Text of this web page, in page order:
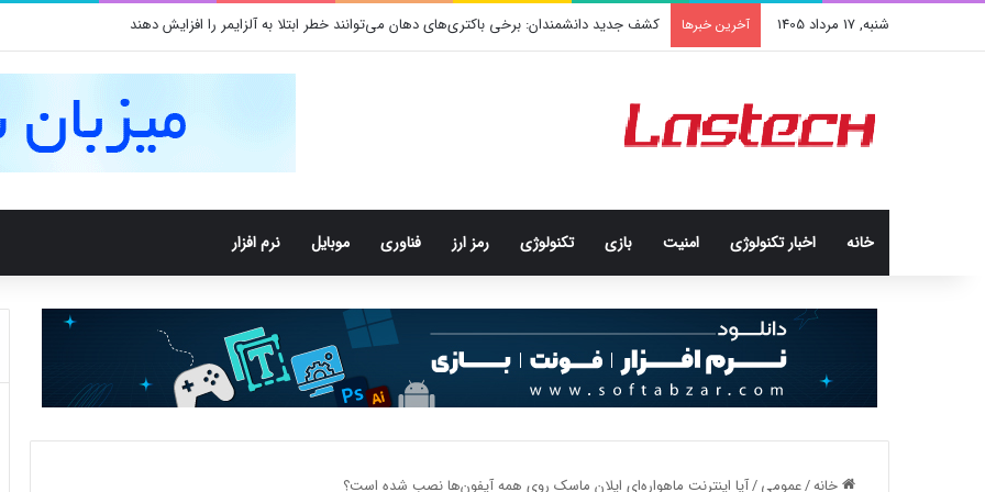
شنبه, 17 مرداد 1405 آخرین خبرها کشف جدید دانشمندان: برخی باکتری‌های دهان می‌توانند خطر ابتلا به آلزایمر را افزایش دهند
خانه اخبار تکنولوژی امنيت بازی تکنولوژی رمز ارز فناوری موبایل نرم افزار
خانه/عمومی/آیا اینترنت ماهواره‌ای ایلان ماسک روی همه آیفون‌ها نصب شده است؟